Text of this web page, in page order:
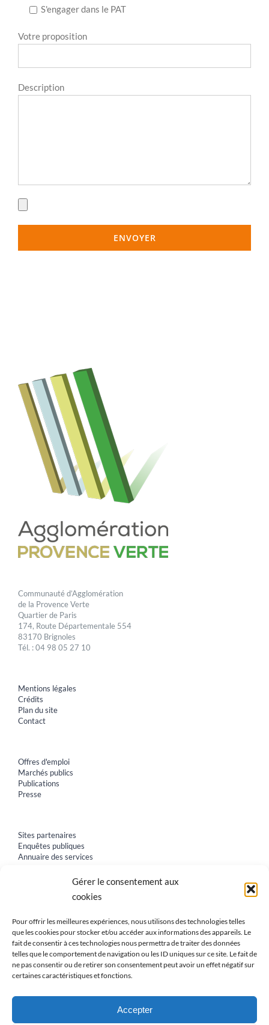
Gérer le consentement aux
cookies
Pour offrir les meilleures expériences, nous utilisons des technologies telles
que les cookies pour stocker et/ou accéder aux informations des appareils. Le
fait de consentir à ces technologies nous permettra de traiter des données
telles que le comportement de navigation ou les ID uniques sur ce site. Le fait de
ne pas consentir ou de retirer son consentement peut avoir un effet négatif sur
certaines caractéristiques et fonctions.
Accepter
S'engager dans le PAT
Votre proposition
Description
Communauté d’Agglomération
de la Provence Verte
Quartier de Paris
174, Route Départementale 554
83170 Brignoles
Tél. : 04 98 05 27 10
Mentions légales
Crédits
Plan du site
Contact
Offres d'emploi
Marchés publics
Publications
Presse
Sites partenaires
Enquêtes publiques
Annuaire des services